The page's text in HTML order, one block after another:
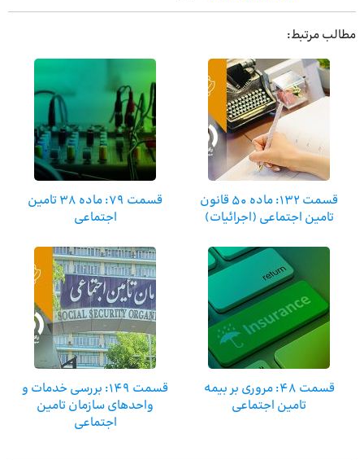
مطالب مرتبط:
قسمت 132: ماده 50 قانون
تامین اجتماعی (اجرائیات)
قسمت 79: ماده 38 تامین
اجتماعی
قسمت 48: مروری بر بیمه
تامین اجتماعی
قسمت ۱۴۹: بررسی خدمات و
واحدهای سازمان تامین
اجتماعی